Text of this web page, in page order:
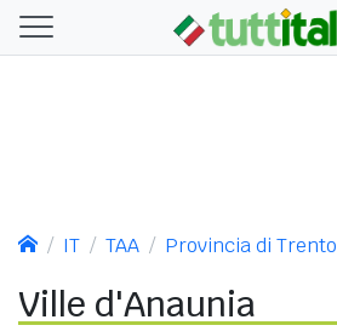
IT TAA Provincia di Trento
Ville d'Anaunia